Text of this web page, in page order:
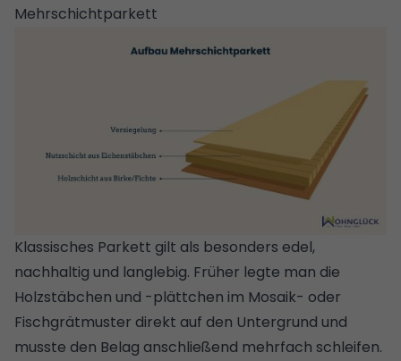
Mehrschichtparkett
Klassisches Parkett gilt als besonders edel,
nachhaltig und langlebig. Früher legte man die
Holzstäbchen und -plättchen im Mosaik- oder
Fischgrätmuster direkt auf den Untergrund und
musste den Belag anschließend mehrfach schleifen.